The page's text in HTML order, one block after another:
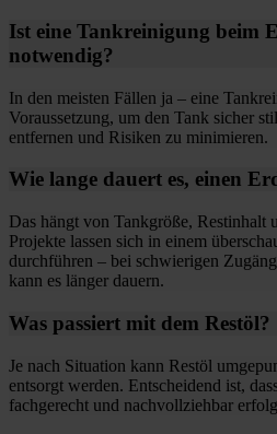
Ist eine Tankreinigung beim
notwendig?
In den meisten Fällen ja – eine
Voraussetzung, um den Tank sicher
entfernen und Risiken zu minimieren.
Wie lange dauert es, einen
Das hängt von Tankgröße, Restinhalt
Projekte lassen sich in einem
durchführen – bei schwierigen
kann es länger dauern.
Was passiert mit dem Restöl?
Je nach Situation kann Restöl
entsorgt werden. Entscheidend ist,
fachgerecht und nachvollziehbar